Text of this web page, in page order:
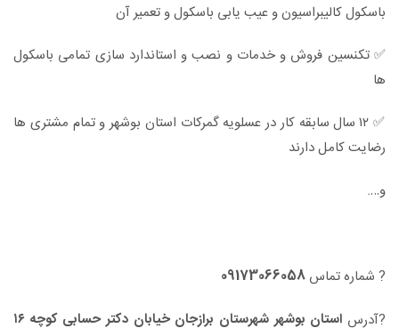
باسکول کالیبراسیون و عیب یابی باسکول و تعمیر آن
✅ تکنسین فروش و خدمات و نصب و استاندارد سازی تمامی باسکول
ها
✅ ۱۲ سال سابقه کار در عسلویه گمرکات استان بوشهر و تمام مشتری ها
رضایت کامل دارند
و….
? شماره تماس 09173066058
?آدرس
استان بوشهر شهرستان برازجان خیابان دکتر حسابی کوچه ۱۶